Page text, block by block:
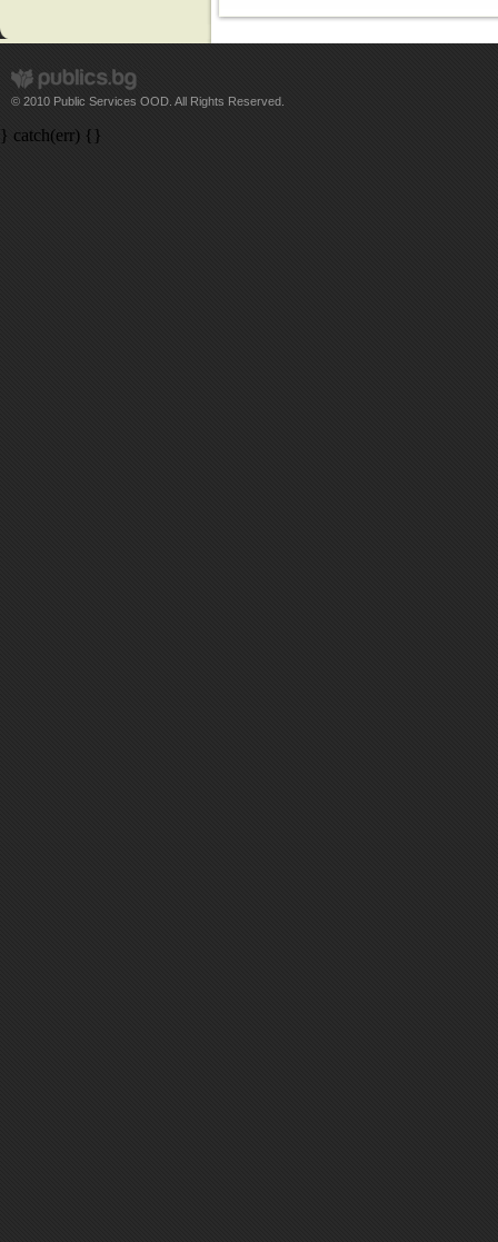
© 2010 Public Services OOD. All Rights Reserved.
} catch(err) {}